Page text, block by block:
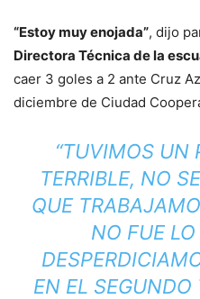
“Estoy muy enojada”, dijo
Directora Técnica de la
caer 3 goles a 2 ante Cruz
diciembre de Ciudad
“TUVIMOS UN
TERRIBLE, NO
QUE
NO FUE
EN EL